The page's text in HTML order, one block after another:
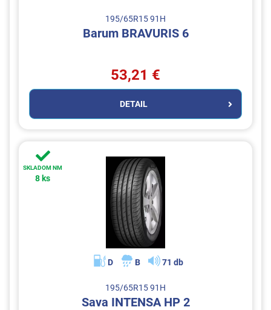
195/65R15 91H
Barum BRAVURIS 6
53,21 €
DETAIL
SKLADOM NM
8 ks
D B 71 db
195/65R15 91H
Sava INTENSA HP 2